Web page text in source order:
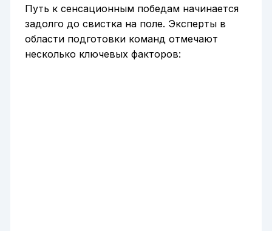
Путь к сенсационным победам начинается
задолго до свистка на поле. Эксперты в
области подготовки команд отмечают
несколько ключевых факторов: